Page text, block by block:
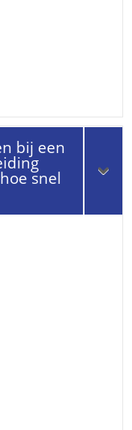
bij een
snel